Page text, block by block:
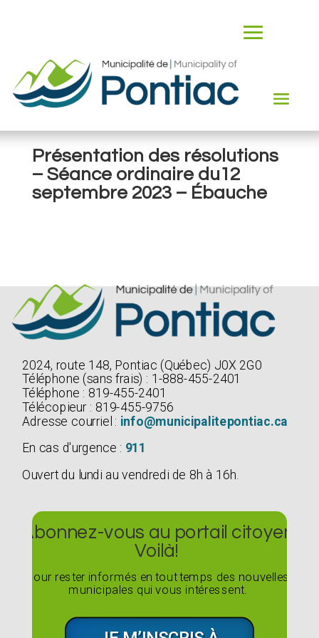
Présentation des résolutions
– Séance ordinaire du12
septembre 2023 – Ébauche
2024, route 148, Pontiac (Québec) J0X 2G0
Téléphone (sans frais) : 1-888-455-2401
Téléphone : 819-455-2401
Télécopieur : 819-455-9756
Adresse courriel : info@municipalitepontiac.ca
En cas d'urgence : 911
Ouvert du lundi au vendredi de 8h à 16h.
Abonnez-vous au portail citoyen
Voilà!
Pour rester informés en tout temps des nouvelles
municipales qui vous intéressent.